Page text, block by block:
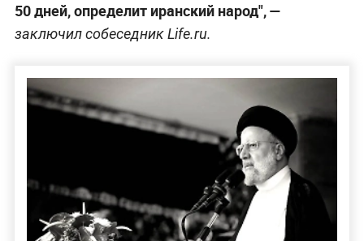
50 дней, определит иранский народ", —
заключил собеседник Life.ru.